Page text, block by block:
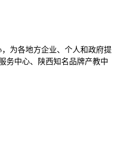
为各地方企业、个人和政府提
务中心、陕西知名品牌产教中